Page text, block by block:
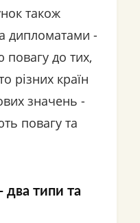
також
дипломатами -
до тих,
різних країн
значень -
повагу та
два типи та